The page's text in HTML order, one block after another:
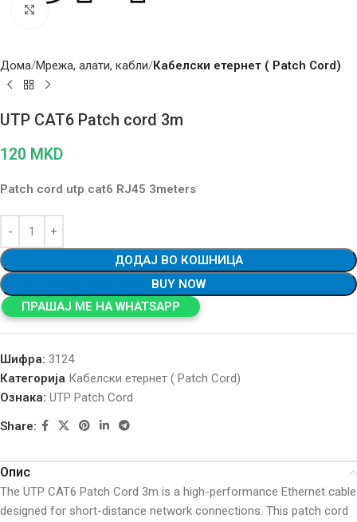
Дома Мрежа, алати, кабли Кабелски етернет ( Patch Cord)
UTP CAT6 Patch cord 3m
120 MKD
Patch cord utp cat6 RJ45 3meters
ДОДАЈ ВО КОШНИЦА
BUY NOW
ПРАШАЈ МЕ НА WHATSAPP
Шифра: 3124
Категорија Кабелски етернет ( Patch Cord)
Ознака: UTP Patch Cord
Share:
Опис
The UTP CAT6 Patch Cord 3m is a high-performance Ethernet cable
designed for short-distance network connections. This patch cord